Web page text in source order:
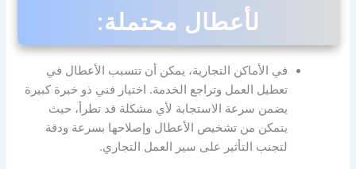
لأعطال محتملة:
في الأماكن التجارية، يمكن أن تتسبب الأعطال في
تعطيل العمل وتراجع الخدمة. اختيار فني ذو خبرة كبيرة
يضمن سرعة الاستجابة لأي مشكلة قد تطرأ، حيث
يتمكن من تشخيص الأعطال وإصلاحها بسرعة ودقة
لتجنب التأثير على سير العمل التجاري.